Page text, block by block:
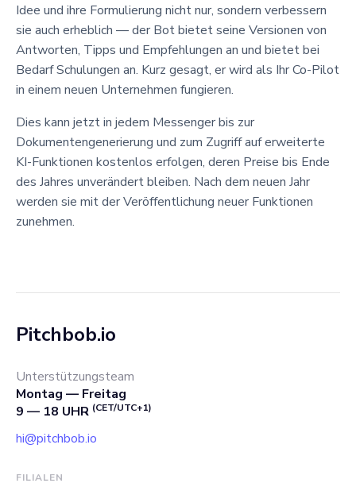
Idee und ihre Formulierung nicht nur, sondern verbessern
sie auch erheblich — der Bot bietet seine Versionen von
Antworten, Tipps und Empfehlungen an und bietet bei
Bedarf Schulungen an. Kurz gesagt, er wird als Ihr Co-Pilot
in einem neuen Unternehmen fungieren.
Dies kann jetzt in jedem Messenger bis zur
Dokumentengenerierung und zum Zugriff auf erweiterte
KI-Funktionen kostenlos erfolgen, deren Preise bis Ende
des Jahres unverändert bleiben. Nach dem neuen Jahr
werden sie mit der Veröffentlichung neuer Funktionen
zunehmen.
Pitchbob.io
Unterstützungsteam
Montag — Freitag
9 — 18 UHR (CET/UTC+1)
hi@pitchbob.io
FILIALEN